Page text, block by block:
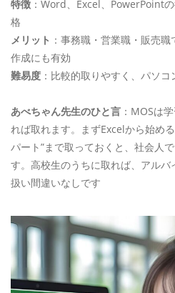
特徴 ：Word、Excel、PowerPoint
格
メリット ：事務職・営業職・販売
作成にも有効
難易度 ：比較的取りやすく、パソ
あべちゃん先生のひと言 ：MOSは
れば取れます。まずExcelから始め
パート”まで取っておくと、社会人
す。高校生のうちに取れば、アル
扱い間違いなしです